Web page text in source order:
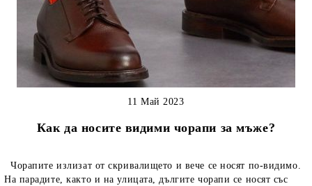
Как да носите видими чорапи за мъже?
11 Май 2023
Чорапите излизат от скривалището и вече се носят по-видимо.
На парадите, както и на улицата, дългите чорапи се носят със